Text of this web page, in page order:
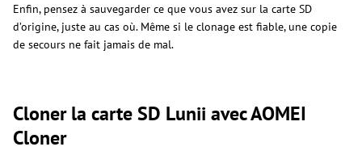
Enfin, pensez à sauvegarder ce que vous avez sur la carte SD
d’origine, juste au cas où. Même si le clonage est fiable, une copie
de secours ne fait jamais de mal.
Cloner la carte SD Lunii avec AOMEI
Cloner